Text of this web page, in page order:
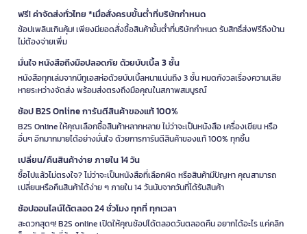
ฟรี! ค่าจัดส่งทั่วไทย *เมื่อสั่งครบขั้นต่ำที่บริษัทกำหนด
ช้อปเพลินเกินคุ้ม! เพียงมียอดสั่งซื้อสินค้าขั้นต่ำที่บริษัทกำหนด รับสิทธิ์ส่งฟรีถึงบ้าน
ไม่ต้องจ่ายเพิ่ม
มั่นใจ หนังสือถึงมือปลอดภัย ด้วยบับเบิ้ล 3 ชั้น
หนังสือทุกเล่มจากบีทูเอสห่อด้วยบับเบิ้ลหนาแน่นถึง 3 ชั้น หมดกังวลเรื่องความเสีย
หายระหว่างจัดส่ง พร้อมส่งตรงถึงมือคุณในสภาพสมบูรณ์
ช้อป B2S Online การันตีสินค้าของแท้ 100%
B2S Online ให้คุณเลือกซื้อสินค้าหลากหลาย ไม่ว่าจะเป็นหนังสือ เครื่องเขียน หรือ
อื่นๆ อีกมากมายได้อย่างมั่นใจ ด้วยการการันตีสินค้าของแท้ 100% ทุกชิ้น
เปลี่ยน/คืนสินค้าง่าย ภายใน 14 วัน
ซื้อไปแล้วไม่ตรงใจ? ไม่ว่าจะเป็นหนังสือที่เลือกผิด หรือสินค้ามีปัญหา คุณสามารถ
เปลี่ยนหรือคืนสินค้าได้ง่าย ๆ ภายใน 14 วันนับจากวันที่ได้รับสินค้า
ช้อปออนไลน์ได้ตลอด 24 ชั่วโมง ทุกที่ ทุกเวลา
สะดวกสุดๆ! B2S online เปิดให้คุณช้อปได้ตลอดวันตลอดคืน อยากได้อะไร แค่คลิก